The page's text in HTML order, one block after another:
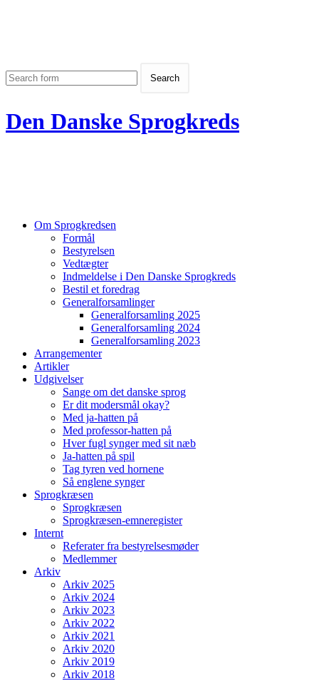
Den Danske Sprogkreds
Om Sprogkredsen
Formål
Bestyrelsen
Vedtægter
Indmeldelse i Den Danske Sprogkreds
Bestil et foredrag
Generalforsamlinger
Generalforsamling 2025
Generalforsamling 2024
Generalforsamling 2023
Arrangementer
Artikler
Udgivelser
Sange om det danske sprog
Er dit modersmål okay?
Med ja-hatten på
Med professor-hatten på
Hver fugl synger med sit næb
Ja-hatten på spil
Tag tyren ved hornene
Så englene synger
Sprogkræsen
Sprogkræsen
Sprogkræsen-emneregister
Internt
Referater fra bestyrelsesmøder
Medlemmer
Arkiv
Arkiv 2025
Arkiv 2024
Arkiv 2023
Arkiv 2022
Arkiv 2021
Arkiv 2020
Arkiv 2019
Arkiv 2018